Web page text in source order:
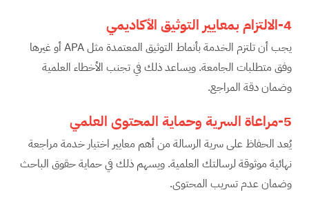
4-الالتزام بمعايير التوثيق الأكاديمي
يجب أن تلتزم الخدمة بأنماط التوثيق المعتمدة مثل APA أو غيرها
وفق متطلبات الجامعة. ويساعد ذلك في تجنب الأخطاء العلمية
وضمان دقة المراجع.
5-مراعاة السرية وحماية المحتوى العلمي
يُعد الحفاظ على سرية الرسالة من أهم معايير اختيار خدمة مراجعة
نهائية موثوقة لرسالتك العلمية. ويسهم ذلك في حماية حقوق الباحث
وضمان عدم تسريب المحتوى.